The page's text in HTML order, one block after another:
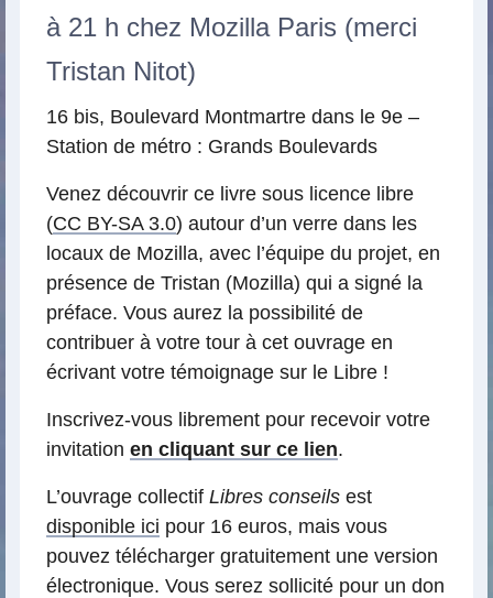
à 21 h chez Mozilla Paris (merci
Tristan Nitot)
16 bis, Boulevard Montmartre dans le 9e –
Station de métro : Grands Boulevards
Venez découvrir ce livre sous licence libre
(CC BY-SA 3.0) autour d’un verre dans les
locaux de Mozilla, avec l’équipe du projet, en
présence de Tristan (Mozilla) qui a signé la
préface. Vous aurez la possibilité de
contribuer à votre tour à cet ouvrage en
écrivant votre témoignage sur le Libre !
Inscrivez-vous librement pour recevoir votre
invitation en cliquant sur ce lien.
L’ouvrage collectif Libres conseils est
disponible ici pour 16 euros, mais vous
pouvez télécharger gratuitement une version
électronique. Vous serez sollicité pour un don